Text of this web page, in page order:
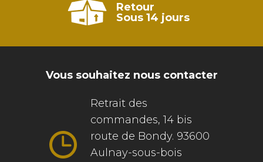
Retour
Sous 14 jours
Vous souhaitez nous contacter
Retrait des
commandes, 14 bis
route de Bondy. 93600
Aulnay-sous-bois